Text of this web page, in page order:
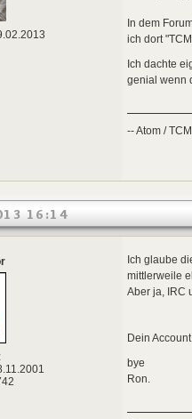
In dem
ich dort
Ich dachte
genial wenn
-- Atom / TCM
16:14
Ich glaube
mittlerweile
Aber ja, IRC
Dein
bye
Ron.